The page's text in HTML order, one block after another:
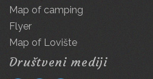
Map of camping
Flyer
Map of Lovište
Društveni mediji